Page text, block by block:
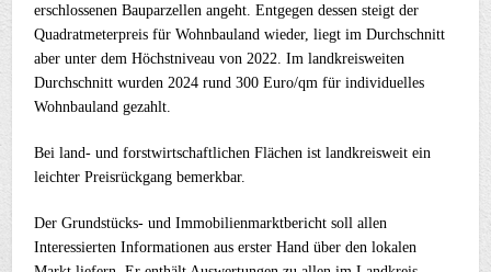
erschlossenen Bauparzellen angeht. Entgegen dessen steigt der
Quadratmeterpreis für Wohnbauland wieder, liegt im Durchschnitt
aber unter dem Höchstniveau von 2022. Im landkreisweiten
Durchschnitt wurden 2024 rund 300 Euro/qm für individuelles
Wohnbauland gezahlt.
Bei land- und forstwirtschaftlichen Flächen ist landkreisweit ein
leichter Preisrückgang bemerkbar.
Der Grundstücks- und Immobilienmarktbericht soll allen
Interessierten Informationen aus erster Hand über den lokalen